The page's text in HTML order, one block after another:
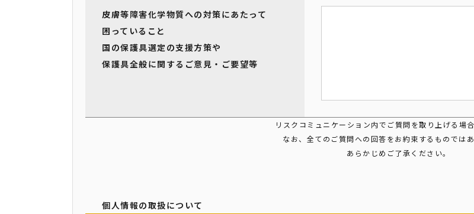
皮膚等障害化学物質への対策にあたって
困っていること
国の保護具選定の支援方策や
保護具全般に関するご意見・ご要望等
リスクコミュニケーション内でご質問を取り上げる場合
なお、全てのご質問への回答をお約束するものではあ
あらかじめご了承ください。
個人情報の取扱について